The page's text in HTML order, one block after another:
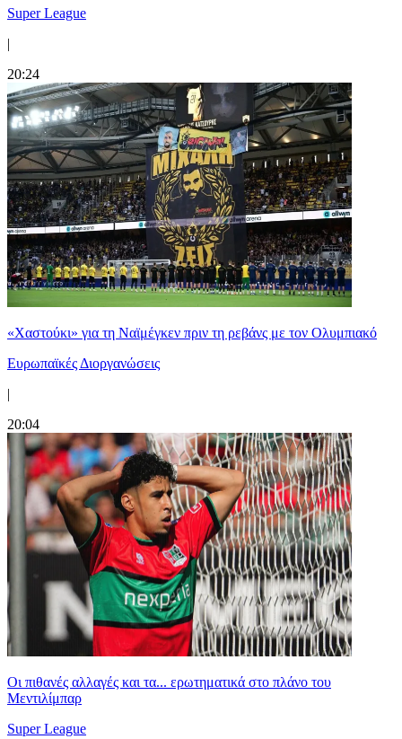
Super League
|
20:24
«Χαστούκι» για τη Ναϊμέγκεν πριν τη ρεβάνς με τον Ολυμπιακό
Ευρωπαϊκές Διοργανώσεις
|
20:04
Οι πιθανές αλλαγές και τα... ερωτηματικά στο πλάνο του
Μεντιλίμπαρ
Super League